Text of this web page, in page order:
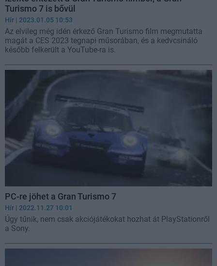
Turismo 7 is bővül
Hír | 2023.01.05 10:53
Az elvileg még idén érkező Gran Turismo film megmutatta
magát a CES 2023 tegnapi műsorában, és a kedvcsináló
később felkerült a YouTube-ra is.
PC-re jöhet a Gran Turismo 7
Hír | 2022.11.27 10:01
Úgy tűnik, nem csak akciójátékokat hozhat át PlayStationről
a Sony.